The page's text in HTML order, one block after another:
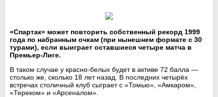
«Спартак» может повторить собственный рекорд 1999
года по набранным очкам (при нынешнем формате с 30
турами), если выиграет оставшиеся четыре матча в
Премьер-Лиге.
В таком случае у красно-белых будет в активе 72 балла —
столько же, сколько 18 лет назад. В последних четырёх
встречах столичный клуб сыграет с «Томью», «Амкаром»,
«Тереком» и «Арсеналом».